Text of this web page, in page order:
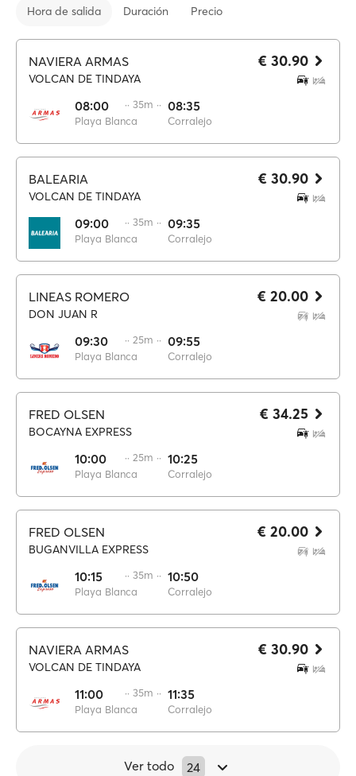
Hora de salida Duración Precio
NAVIERA ARMAS
VOLCAN DE TINDAYA
08:00
Playa Blanca
·· 35m ·· 08:35
Corralejo
€ 30.90
BALEARIA
VOLCAN DE TINDAYA
09:00
Playa Blanca
·· 35m ·· 09:35
Corralejo
€ 30.90
LINEAS ROMERO
DON JUAN R
09:30
Playa Blanca
·· 25m ·· 09:55
Corralejo
€ 20.00
FRED OLSEN
BOCAYNA EXPRESS
10:00
Playa Blanca
·· 25m ·· 10:25
Corralejo
€ 34.25
FRED OLSEN
BUGANVILLA EXPRESS
10:15
Playa Blanca
·· 35m ·· 10:50
Corralejo
€ 20.00
NAVIERA ARMAS
VOLCAN DE TINDAYA
11:00
Playa Blanca
·· 35m ·· 11:35
Corralejo
€ 30.90
Ver todo 24